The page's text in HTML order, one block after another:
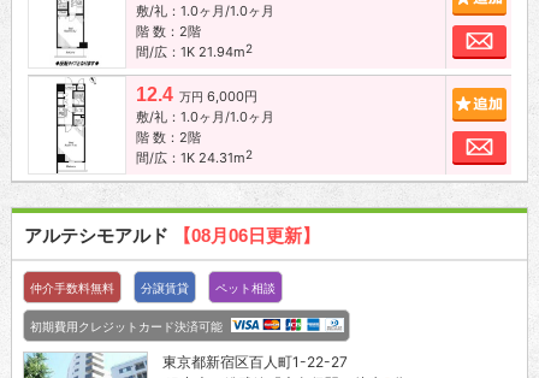
敷/礼：1.0ヶ月/1.0ヶ月
階 数：2階
間/広：1K 21.94m2
お
12.4 万円 6,000円
敷/礼：1.0ヶ月/1.0ヶ月
階 数：2階
間/広：1K 24.31m2
お
アルテシモアルド 【08月06日更新】
仲介手数料無料 分譲賃貸 ペット相談
初期費用クレジットカード決済可能
東京都新宿区百人町1-22-27